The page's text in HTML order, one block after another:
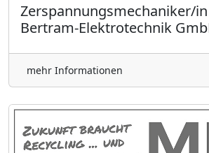
Zerspannungsmechaniker/
Bertram-Elektrotechnik
mehr Informationen